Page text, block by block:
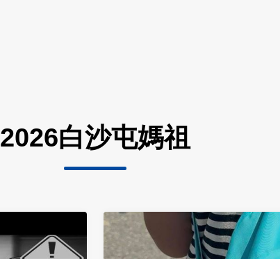
2026白沙屯媽祖